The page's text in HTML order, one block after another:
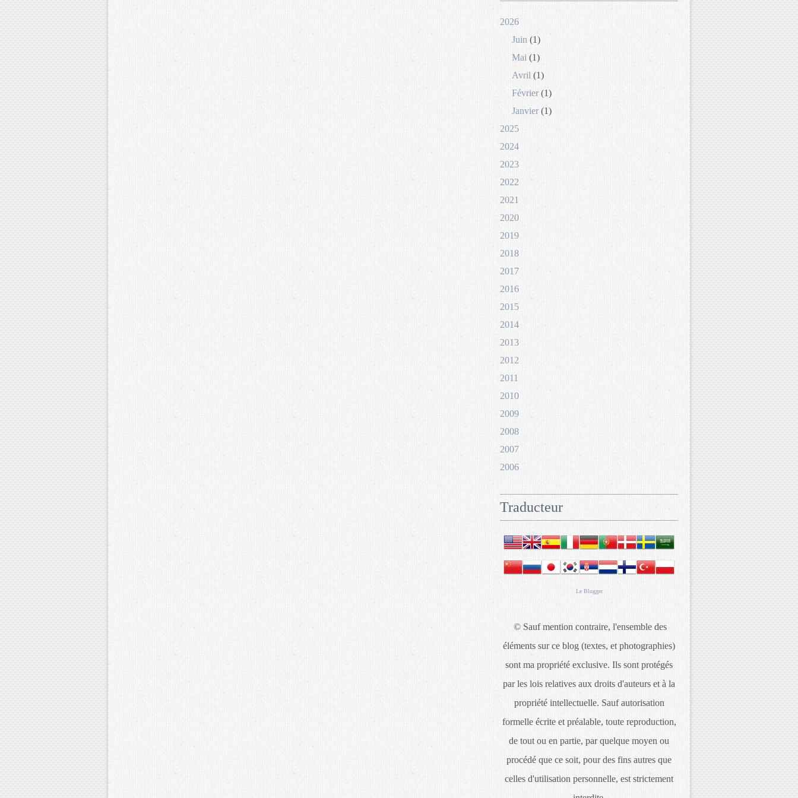
2026
Juin (1)
Mai (1)
Avril (1)
Février(1)
Janvier (1)
2025
2024
2023
2022
2021
2020
2019
2018
2017
2016
2015
2014
2013
2012
2011
2010
2009
2008
2007
2006
Traducteur
Le Blogger
© Sauf mention contraire, l'ensemble des
éléments sur ce blog (textes, et photographies)
sont ma propriété exclusive. Ils sont protégés
par les lois relatives aux droits d'auteurs et à la
propriété intellectuelle. Sauf autorisation
formelle écrite et préalable, toute reproduction,
de tout ou en partie, par quelque moyen ou
procédé que ce soit, pour des fins autres que
celles d'utilisation personnelle, est strictement